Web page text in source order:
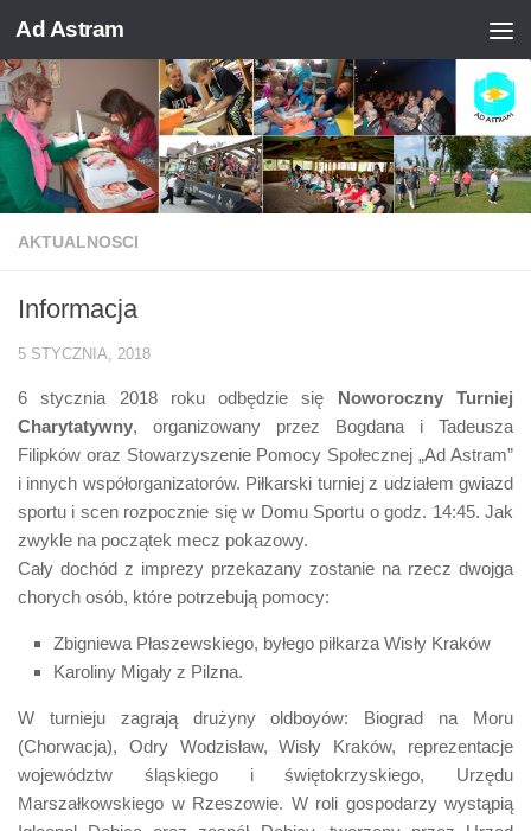
Skip to content
Ad Astram
AKTUALNOSCI
Informacja
5 STYCZNIA, 2018
6 stycznia 2018 roku odbędzie się Noworoczny Turniej
Charytatywny, organizowany przez Bogdana i Tadeusza
Filipków oraz Stowarzyszenie Pomocy Społecznej „Ad Astram”
i innych współorganizatorów. Piłkarski turniej z udziałem gwiazd
sportu i scen rozpocznie się w Domu Sportu o godz. 14:45. Jak
zwykle na początek mecz pokazowy.
Cały dochód z imprezy przekazany zostanie na rzecz dwojga
chorych osób, które potrzebują pomocy:
Zbigniewa Płaszewskiego, byłego piłkarza Wisły Kraków
Karoliny Migały z Pilzna.
W turnieju zagrają drużyny oldboyów: Biograd na Moru
(Chorwacja), Odry Wodzisław, Wisły Kraków, reprezentacje
województw śląskiego i świętokrzyskiego, Urzędu
Marszałkowskiego w Rzeszowie. W roli gospodarzy wystąpią